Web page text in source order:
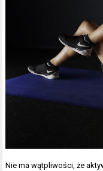
Nie ma wątpliwości, że